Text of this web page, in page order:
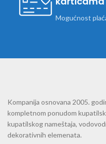
Mogućnost
Kompanija osnovana 2005.
kompletnom ponudom
kupatilskog nameštaja,
dekorativnih elemenata.